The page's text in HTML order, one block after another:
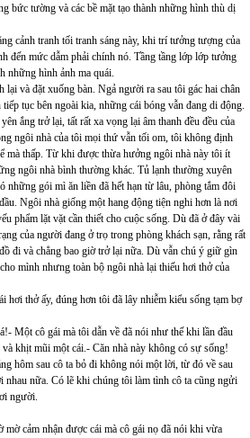
bức tường và các bề mặt tạo thành những hình thù dị
cảnh tranh tối tranh sáng này, khi trí tưởng tượng của
đến mức dẫm phải chính nó. Tầng tầng lớp lớp tưởng
những hình ảnh ma quái.
lại và đặt xuống bàn. Ngả người ra sau tôi gác hai chân
tục bên ngoài kia, những cái bóng vẫn đang di động.
ắng trở lại, tất rất xa vọng lại âm thanh đều đều của
ngôi nhà của tôi mọi thứ vẫn tối om, tôi không định
mà thấp. Từ khi được thừa hưởng ngôi nhà này tôi ít
ngôi nhà bình thường khác. Tủ lạnh thường xuyên
những gói mì ăn liền đã hết hạn từ lâu, phòng tắm đôi
Ngôi nhà giống một hang động tiện nghi hơn là nơi
phẩm lặt vặt cần thiết cho cuộc sống. Dù đã ở đây vài
của người đang ở trọ trong phòng khách sạn, rằng rất
đi và chẳng bao giờ trở lại nữa. Dù vẫn chú ý giữ gìn
mình nhưng toàn bộ ngôi nhà lại thiếu hơi thở của
hơi thở ấy, đúng hơn tôi đã lây nhiễm kiểu sống tạm bợ
Một cô gái mà tôi dẫn về đã nói như thế khi lần đầu
khịt mũi một cái.- Căn nhà này không có sự sống!
hôm sau cô ta bỏ đi không nói một lời, từ đó về sau
nhau nữa. Có lẽ khi chúng tôi làm tình cô ta cũng ngửi
người.
cảm nhận được cái mà cô gái nọ đã nói khi vừa